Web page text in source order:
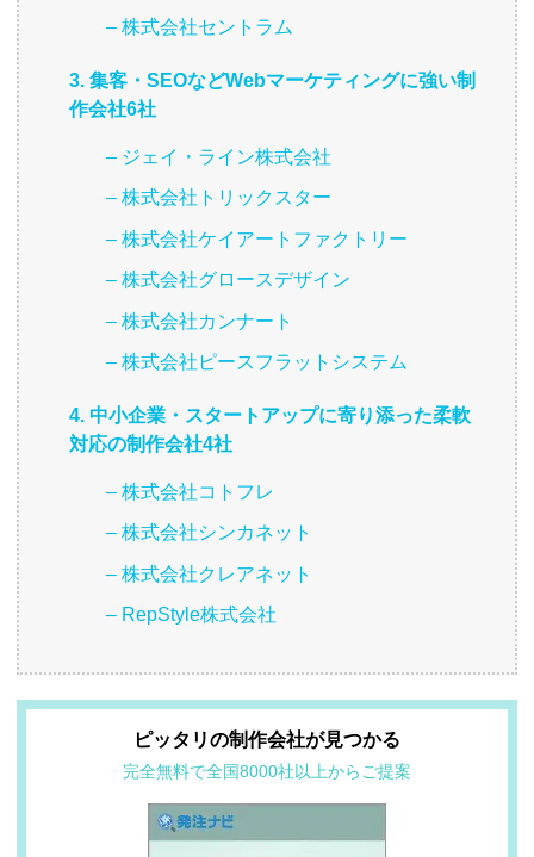
– 株式会社セントラム
3. 集客・SEOなどWebマーケティングに強い制
作会社6社
– ジェイ・ライン株式会社
– 株式会社トリックスター
– 株式会社ケイアートファクトリー
– 株式会社グロースデザイン
– 株式会社カンナート
– 株式会社ピースフラットシステム
4. 中小企業・スタートアップに寄り添った柔軟
対応の制作会社4社
– 株式会社コトフレ
– 株式会社シンカネット
– 株式会社クレアネット
– RepStyle株式会社
ピッタリの制作会社が見つかる
完全無料で全国8000社以上からご提案